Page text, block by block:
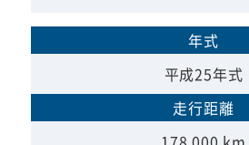
年式
平成25年式
走行距離